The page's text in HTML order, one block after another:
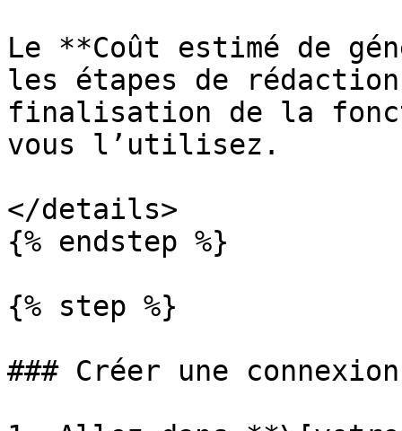
Le **Coût estimé de
les étapes de
finalisation de la
vous l’utilisez.
</details>
{% endstep %}
{% step %}
### Créer une